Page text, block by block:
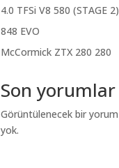
4.0 TFSi V8 580 (STAGE 2)
848 EVO
McCormick ZTX 280 280
Son yorumlar
Görüntülenecek bir yorum
yok.